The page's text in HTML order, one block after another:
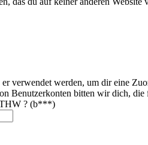
verwendet werden, um dir eine
Benutzerkonten bitten wir dich, die
THW ? (b***)